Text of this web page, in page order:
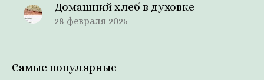
Домашний хлеб в духовке
28 февраля 2025
Самые популярные